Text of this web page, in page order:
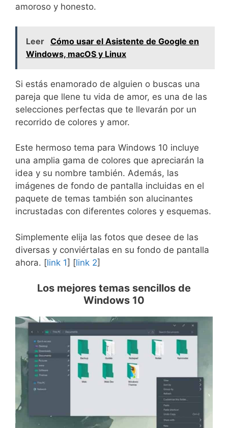
amoroso y honesto.
Leer Cómo usar el Asistente de Google en
Windows, macOS y Linux
Si estás enamorado de alguien o buscas una
pareja que llene tu vida de amor, es una de las
selecciones perfectas que te llevarán por un
recorrido de colores y amor.
Este hermoso tema para Windows 10 incluye
una amplia gama de colores que apreciarán la
idea y su nombre también. Además, las
imágenes de fondo de pantalla incluidas en el
paquete de temas también son alucinantes
incrustadas con diferentes colores y esquemas.
Simplemente elija las fotos que desee de las
diversas y conviértalas en su fondo de pantalla
ahora. [link 1] [link 2]
Los mejores temas sencillos de
Windows 10